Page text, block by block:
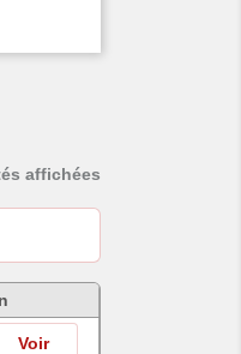
affichées
Voir